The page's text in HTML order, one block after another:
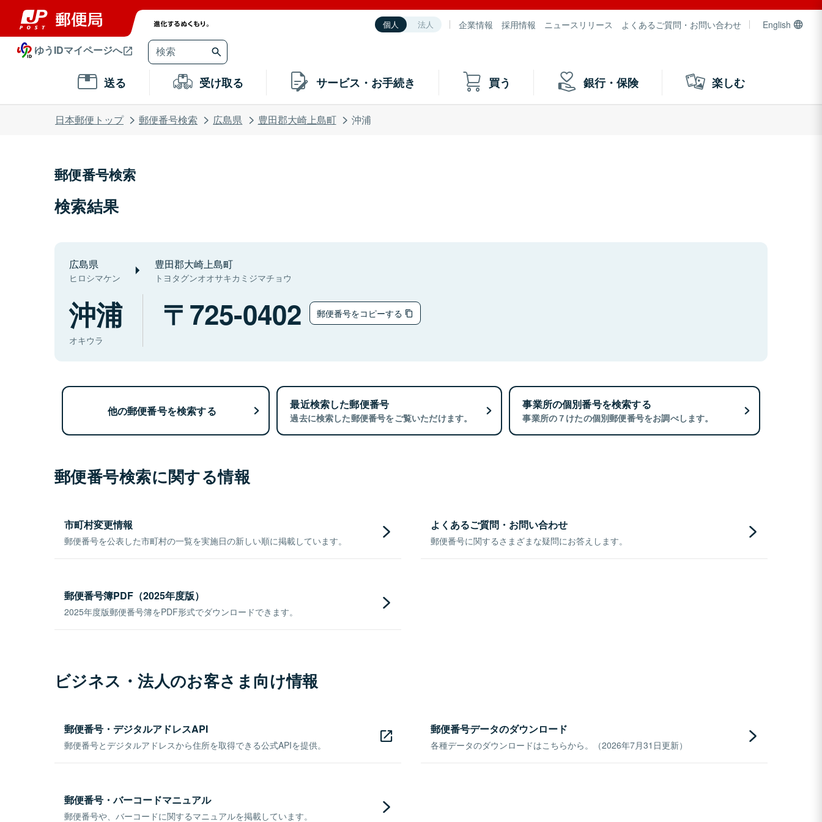
個人 法人 企業情報 採用情報 ニュースリリース よくあるご質問・お問い合わせ English
ゆうIDマイページへ
送る 受け取る サービス・お手続き 買う 銀行・保険 楽しむ
日本郵便トップ 郵便番号検索 広島県 豊田郡大崎上島町 沖浦
郵便番号検索
検索結果
広島県
ヒロシマケン
豊田郡大崎上島町
トヨタグンオオサキカミジマチョウ
沖浦
オキウラ
725-0402 郵便番号をコピーする
他の郵便番号を検索する 最近検索した郵便番号
過去に検索した郵便番号をご覧いただけます。
事業所の個別番号を検索する
事業所の７けたの個別郵便番号をお調べします。
郵便番号検索に関する情報
市町村変更情報
郵便番号を公表した市町村の一覧を実施日の新しい順に掲載しています。
よくあるご質問・お問い合わせ
郵便番号に関するさまざまな疑問にお答えします。
郵便番号簿PDF（2025年度版）
2025年度版郵便番号簿をPDF形式でダウンロードできます。
ビジネス・法人のお客さま向け情報
郵便番号・デジタルアドレスAPI
郵便番号とデジタルアドレスから住所を取得できる公式APIを提供。
郵便番号データのダウンロード
各種データのダウンロードはこちらから。（2026年7月31日更新）
郵便番号・バーコードマニュアル
郵便番号や、バーコードに関するマニュアルを掲載しています。